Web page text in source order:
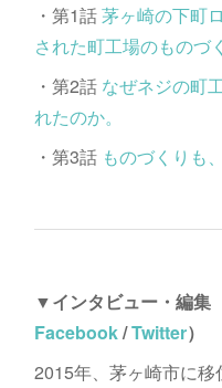
・第1話茅ヶ崎の下町
された町工場のものづ
・第2話 なぜネジの町
れたのか。
・第3話 ものづくりも
▼インタビュー・編
Facebook/Twitter）
2015年、茅ヶ崎市に移